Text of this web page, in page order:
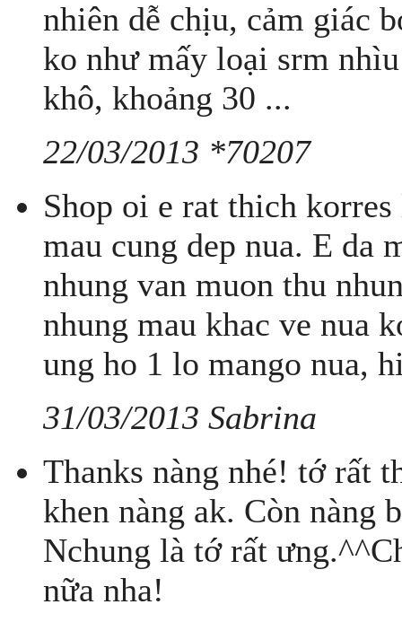
nhiên dễ chịu, cảm giác
ko như mấy loại srm
khô, khoảng 30 ...
22/03/2013 *70207
Shop oi e rat thich
mau cung dep nua. E da
nhung van muon thu
nhung mau khac ve nua
ung ho 1 lo mango nua,
31/03/2013 Sabrina
Thanks nàng nhé! tớ rất
khen nàng ak. Còn nàng
Nchung là tớ rất
nữa nha!